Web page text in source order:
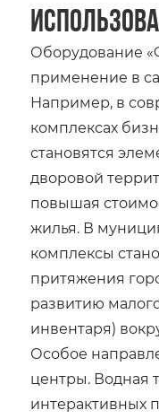
Оборудование
применение в
Например, в
комплексах
становятся
дворовой
повышая
жилья. В
комплексы
притяжения
развитию
инвентаря)
Особое
центры. Водная
интерактивных